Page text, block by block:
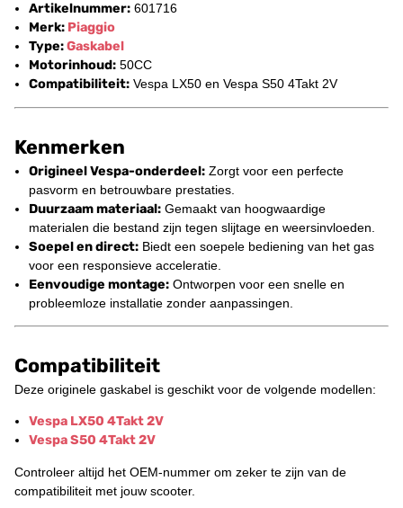
Artikelnummer: 601716
Merk: Piaggio
Type:Gaskabel
Motorinhoud: 50CC
Compatibiliteit: Vespa LX50 en Vespa S50 4Takt 2V
Kenmerken
Origineel Vespa-onderdeel: Zorgt voor een perfecte
pasvorm en betrouwbare prestaties.
Duurzaam materiaal: Gemaakt van hoogwaardige
materialen die bestand zijn tegen slijtage en weersinvloeden.
Soepel en direct: Biedt een soepele bediening van het gas
voor een responsieve acceleratie.
Eenvoudige montage: Ontworpen voor een snelle en
probleemloze installatie zonder aanpassingen.
Compatibiliteit
Deze originele gaskabel is geschikt voor de volgende modellen:
Vespa LX50 4Takt 2V
Vespa S50 4Takt 2V
Controleer altijd het OEM-nummer om zeker te zijn van de
compatibiliteit met jouw scooter.